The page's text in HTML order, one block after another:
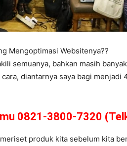
Mengoptimasi Websitenya??
semuanya, bahkan masih
diantarnya saya bagi menjadi
0821-3800-7320
produk kita sebelum kita